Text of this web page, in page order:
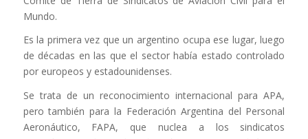
Mundo.
Es la primera vez que un argentino ocupa ese lugar, luego
de décadas en las que el sector había estado controlado
por europeos y estadounidenses.
Se trata de un reconocimiento internacional para APA,
pero también para la Federación Argentina del Personal
Aeronáutico, FAPA, que nuclea a los sindicatos